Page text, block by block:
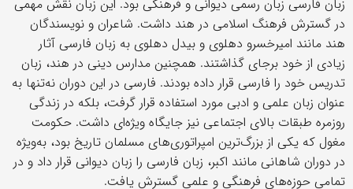
زبان فارسی زبان رسمی دیوانی و فرهنگی بود. این زبان نقش مهمی
در گسترش فرهنگ اسلامی در هند داشت. شاعران و نویسندگان
هند مانند امیرخسرو دهلوی و بیدل دهلوی به زبان فارسی آثار
زیادی از خود برجای گذاشتند. همچنین مدارس دینی در هند، زبان
تدریس خود را فارسی قرار داده بودند. فارسی در این دوران نه‌تنها به
عنوان زبان علمی و ادبی مورد استفاده قرار گرفت، بلكه در زندگی
روزمره طبقات بالای اجتماعی نیز جایگاه ویژه‌ای داشت. حكومت
مغول كه یكی از بزرگ‌ترین امپراتوری‌های مسلمان تاریخ بود، به‌ویژه
در دوران شاهانی مانند اكبر، زبان فارسی را زبان دیوانی قرار داد و در
تمامی حوزه‌های فرهنگی و علمی گسترش یافت.